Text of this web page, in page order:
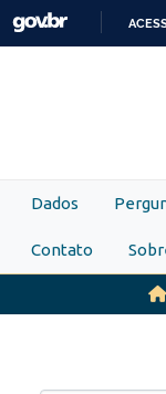
Skip to main content
Dados
Contato